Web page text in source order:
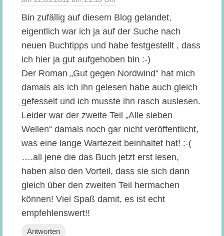
Bin zufällig auf diesem Blog gelandet,
eigentlich war ich ja auf der Suche nach
neuen Buchtipps und habe festgestellt , dass
ich hier ja gut aufgehoben bin :-)
Der Roman „Gut gegen Nordwind“ hat mich
damals als ich ihn gelesen habe auch gleich
gefesselt und ich musste ihn rasch auslesen.
Leider war der zweite Teil „Alle sieben
Wellen“ damals noch gar nicht veröffentlicht,
was eine lange Wartezeit beinhaltet hat! :-(
….all jene die das Buch jetzt erst lesen,
haben also den Vorteil, dass sie sich dann
gleich über den zweiten Teil hermachen
können! Viel Spaß damit, es ist echt
empfehlenswert!!
Antworten